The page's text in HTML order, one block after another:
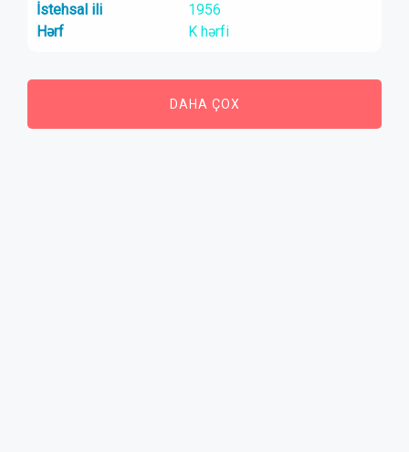
İstehsal ili
1956
Hərf
K hərfi
DAHA ÇOX